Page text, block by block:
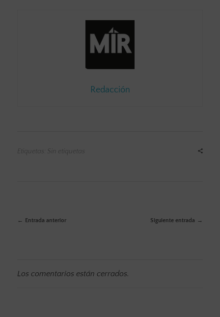
Redacción
Etiquetas: Sin etiquetas
Entrada anterior Siguiente entrada
Los comentarios están cerrados.